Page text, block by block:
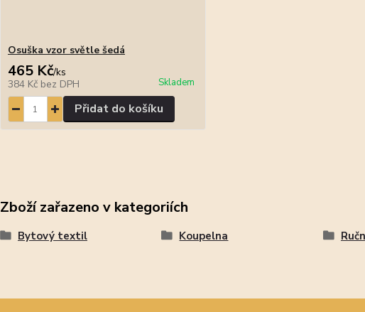
Osuška vzor světle šedá
465 Kč/ks
384 Kč bez DPH Skladem
Přidat do košíku
Zboží zařazeno v kategoriích
Bytový textil Koupelna